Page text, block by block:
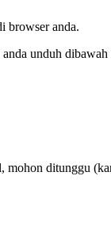
browser anda.
unduh
ditunggu